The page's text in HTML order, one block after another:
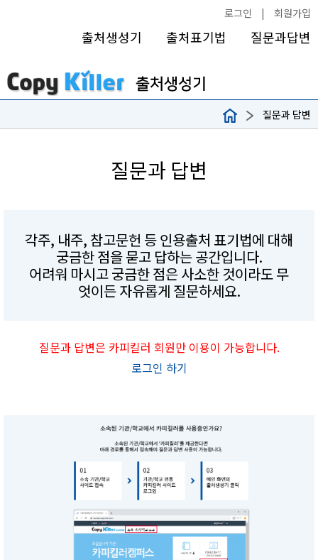
로그인 | 회원가입
출처생성기 출처표기법 질문과답변
질문과 답변
질문과 답변
각주, 내주, 참고문헌 등 인용출처 표기법에 대해
궁금한 점을 묻고 답하는 공간입니다.
어려워 마시고 궁금한 점은 사소한 것이라도 무
엇이든 자유롭게 질문하세요.
질문과 답변은 카피킬러 회원만 이용이 가능합니다.
로그인 하기